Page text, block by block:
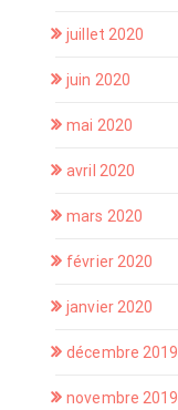
juillet 2020
juin 2020
mai 2020
avril 2020
mars 2020
février 2020
janvier 2020
décembre 2019
novembre 2019